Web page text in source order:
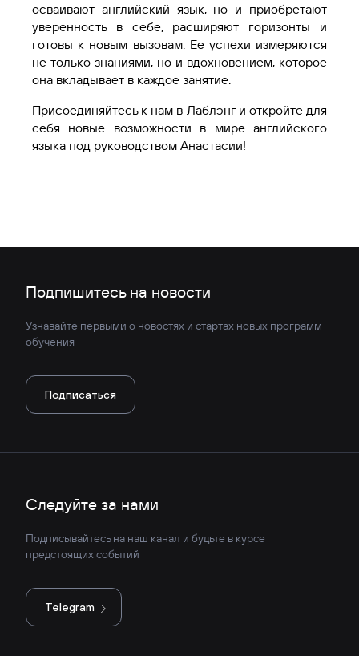
осваивают английский язык, но и приобретают
уверенность в себе, расширяют горизонты и
готовы к новым вызовам. Ее успехи измеряются
не только знаниями, но и вдохновением, которое
она вкладывает в каждое занятие.
Присоединяйтесь к нам в Лаблэнг и откройте для
себя новые возможности в мире английского
языка под руководством Анастасии!
Подпишитесь на новости
Узнавайте первыми о новостях и стартах новых программ
обучения
Подписаться
Следуйте за нами
Подписывайтесь на наш канал и будьте в курсе
предстоящих событий
Telegram